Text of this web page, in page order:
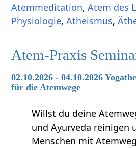
Atemmeditation,Atem des
Physiologie,Atheismus,
Atem-Praxis
02.10.2026 - 04.10.2026
für die Atemwege
Willst du deine
und Ayurveda reinigen
Menschen mit